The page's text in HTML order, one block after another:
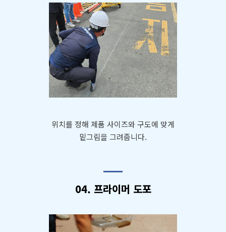
위치를 정해 제품 사이즈와 구도에 맞게
밑그림을 그려줍니다.
04. 프라이머 도포